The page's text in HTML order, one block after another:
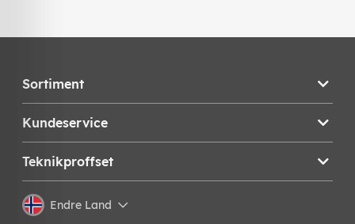
Sortiment
Kundeservice
Teknikproffset
Endre Land